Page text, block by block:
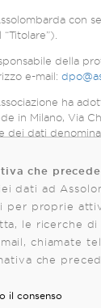
con
della
e-mail:
ha
in Milano, Via
dati denominata
anche la gestione
agli utenti di
all’interno
Servizi S.p.A.
in
che precede
dati ad
per proprie
le ricerche
tramite operatore, sms e
che
il consenso